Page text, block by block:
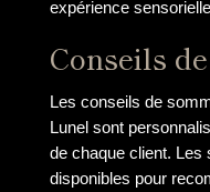
expérience
Conseils
Les conseils de
Lunel sont
de chaque client. Les
disponibles pour